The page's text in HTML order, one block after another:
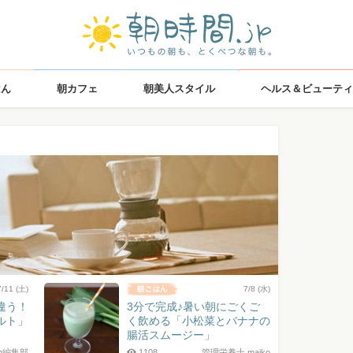
朝カフェ 朝美人スタイル ヘルス＆ビューティ
11 (土)
う！
」
7/8 (水)
3分で完成♪暑い朝にごくご
く飲める「小松菜とバナナの
腸活スムージー」